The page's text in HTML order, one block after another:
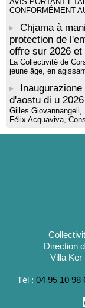
CONFORMÉMENT
Chjama à
protection de
offre sur 2026 et
La Collectivité de
jeune âge, en
d'aostu di u 2026
Gilles
Félix Acquaviva,
Direction
Villa Ker
Tél : 04 95 10 98